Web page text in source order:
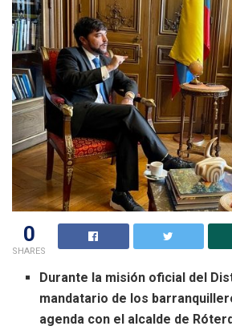
0
SHARES
Durante la misión oficial del
mandatario de los
agenda con el alcalde de